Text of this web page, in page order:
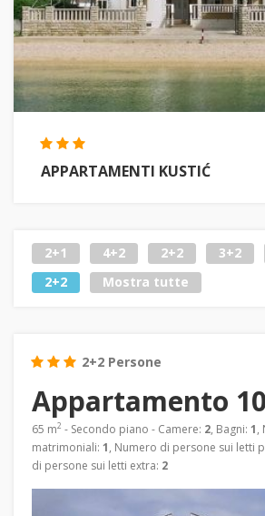
APPARTAMENTI KUSTIĆ
2+1 4+2 2+2 3+2
2+2
Mostra tutte
2+2 Persone
Appartamento 10
65 m2 - Secondo piano - Camere: 2, Bagni: 1,
matrimoniali: 1, Numero di persone sui letti
di persone sui letti extra: 2